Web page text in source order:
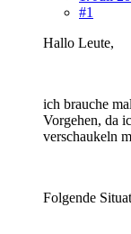
#1
Hallo Leute,
ich brauche
Vorgehen, da
verschaukeln
Folgende